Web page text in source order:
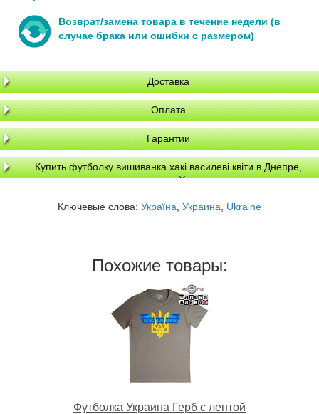
Возврат/замена товара в течение недели (в
случае брака или ошибки с размером)
Доставка
Оплата
Гарантии
Купить футболку вишиванка хакі василеві квіти в Днепре,
доставка по Украине
Ключевые слова: Україна Украина Ukraine
Похожие товары:
Футболка Украина Герб с лентой